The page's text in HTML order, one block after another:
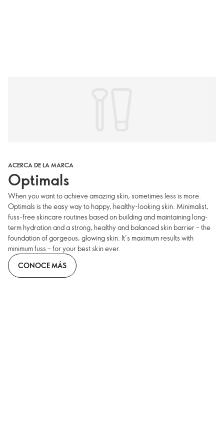
ACERCA DE LA MARCA
Optimals
When you want to achieve amazing skin, sometimes less is more.
Optimals is the easy way to happy, healthy-looking skin. Minimalist,
fuss-free skincare routines based on building and maintaining long-
term hydration and a strong, healthy and balanced skin barrier – the
foundation of gorgeous, glowing skin. It’s maximum results with
minimum fuss – for your best skin ever.
CONOCE MÁS